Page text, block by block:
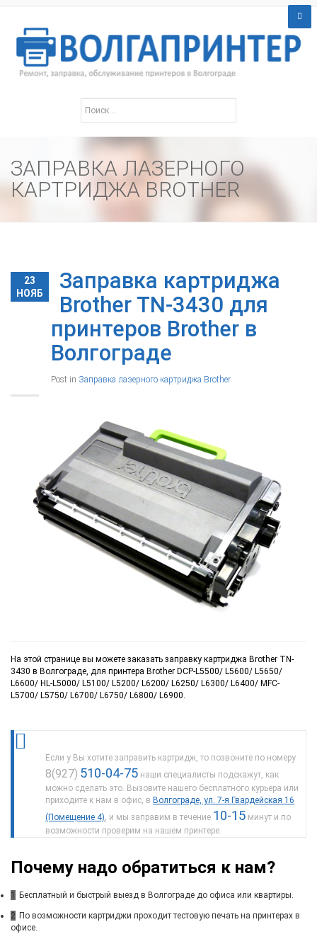
ЗАПРАВКА ЛАЗЕРНОГО
КАРТРИДЖА BROTHER
23
НОЯБ
Заправка картриджа
Brother TN-3430 для
принтеров Brother в
Волгограде
Post in Заправка лазерного картриджа Brother
На этой странице вы можете заказать заправку картриджа Brother TN-
3430 в Волгограде, для принтера Brother DCP-L5500/ L5600/ L5650/
L6600/ HL-L5000/ L5100/ L5200/ L6200/ L6250/ L6300/ L6400/ MFC-
L5700/ L5750/ L6700/ L6750/ L6800/ L6900.
Если у Вы хотите заправить картридж, то позвоните по номеру
8(927) 510-04-75 наши специалисты подскажут, как
можно сделать это. Вызовите нашего бесплатного курьера или
приходите к нам в офис, в Волгограде, ул. 7-я Гвардейская 16
(Помещение 4), и мы заправим в течение 10-15 минут и по
возможности проверим на нашем принтере.
Почему надо обратиться к нам?
1 Бесплатный и быстрый выезд в Волгограде до офиса или квартиры.
2 По возможности картриджи проходит тестовую печать на принтерах в
офисе.